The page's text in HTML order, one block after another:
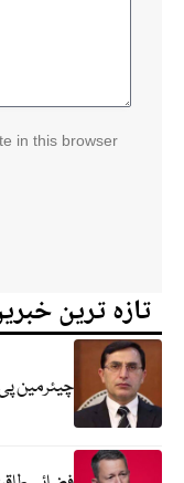
in this browser
تازہ ترین
چیئرمین پی